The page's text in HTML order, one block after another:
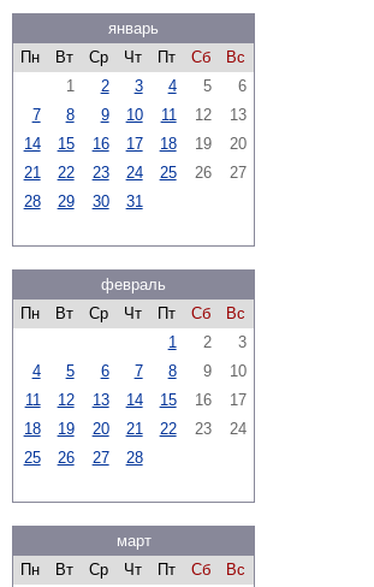
январь
Пн
Вт Ср Чт Пт Сб
Вс
1
2 3 4 5
6
7
8 9 10 11 12
13
14
15 16 17 18 19
20
21
22 23 24 25 26
27
28
29 30 31
февраль
Пн
Вт Ср Чт Пт Сб
Вс
1
2
3
4
5 6 7 8 9
10
11
12 13 14 15 16
17
18
19 20 21 22 23
24
25
26 27 28
март
Пн
Вт Ср Чт Пт Сб
Вс